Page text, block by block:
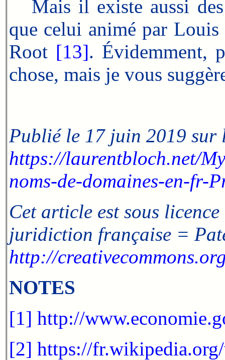
Mais il existe aussi des
que celui animé par
Root [13]. Évidemment,
chose, mais je vous
Publié le 17 juin 2019 sur
https://laurentbloch.net/
noms-de-domaines-en-fr-
Cet article est sous licence
juridiction française =
http://
NOTES
[1] http://
[2] https://